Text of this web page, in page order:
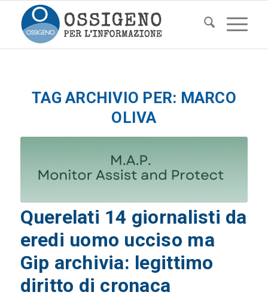
TAG ARCHIVIO PER: MARCO
OLIVA
Querelati 14 giornalisti da
eredi uomo ucciso ma
Gip archivia: legittimo
diritto di cronaca